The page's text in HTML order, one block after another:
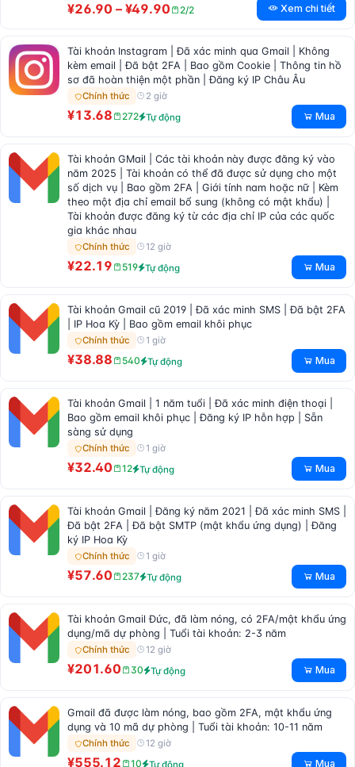
¥26.90 – ¥49.90 2/2 Xem chi tiết
Tài khoản Instagram | Đã xác minh qua Gmail | Không
kèm email | Đã bật 2FA | Bao gồm Cookie | Thông tin hồ
sơ đã hoàn thiện một phần | Đăng ký IP Châu Âu
Chính thức 2 giờ
¥13.68 272 Tự động Mua
Tài khoản GMail | Các tài khoản này được đăng ký vào
năm 2025 | Tài khoản có thể đã được sử dụng cho một
số dịch vụ | Bao gồm 2FA | Giới tính nam hoặc nữ | Kèm
theo một địa chỉ email bổ sung (không có mật khẩu) |
Tài khoản được đăng ký từ các địa chỉ IP của các quốc
gia khác nhau
Chính thức 12 giờ
¥22.19 519 Tự động Mua
Tài khoản Gmail cũ 2019 | Đã xác minh SMS | Đã bật 2FA
| IP Hoa Kỳ | Bao gồm email khôi phục
Chính thức 1 giờ
¥38.88 540 Tự động Mua
Tài khoản Gmail | 1 năm tuổi | Đã xác minh điện thoại |
Bao gồm email khôi phục | Đăng ký IP hỗn hợp | Sẵn
sàng sử dụng
Chính thức 1 giờ
¥32.40 12 Tự động Mua
Tài khoản Gmail | Đăng ký năm 2021 | Đã xác minh SMS |
Đã bật 2FA | Đã bật SMTP (mật khẩu ứng dụng) | Đăng
ký IP Hoa Kỳ
Chính thức 1 giờ
¥57.60 237 Tự động Mua
Tài khoản Gmail Đức, đã làm nóng, có 2FA/mật khẩu ứng
dụng/mã dự phòng | Tuổi tài khoản: 2-3 năm
Chính thức 12 giờ
¥201.60 30 Tự động Mua
Gmail đã được làm nóng, bao gồm 2FA, mật khẩu ứng
dụng và 10 mã dự phòng | Tuổi tài khoản: 10-11 năm
Chính thức 12 giờ
¥555.12 10 Tự động Mua